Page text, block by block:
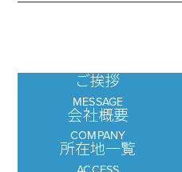
ご挨拶
MESSAGE
会社概要
COMPANY
所在地一覧